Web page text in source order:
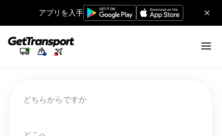
アプリを入手
どちらからですか